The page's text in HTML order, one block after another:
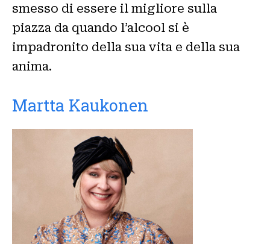
smesso di essere il migliore sulla
piazza da quando l’alcool si è
impadronito della sua vita e della sua
anima.
Martta Kaukonen